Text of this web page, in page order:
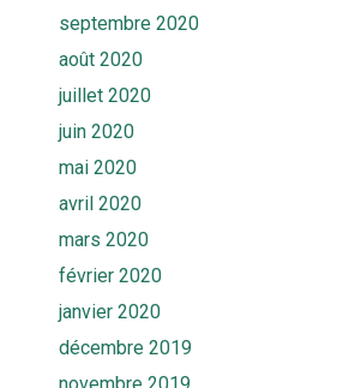
septembre 2020
août 2020
juillet 2020
juin 2020
mai 2020
avril 2020
mars 2020
février 2020
janvier 2020
décembre 2019